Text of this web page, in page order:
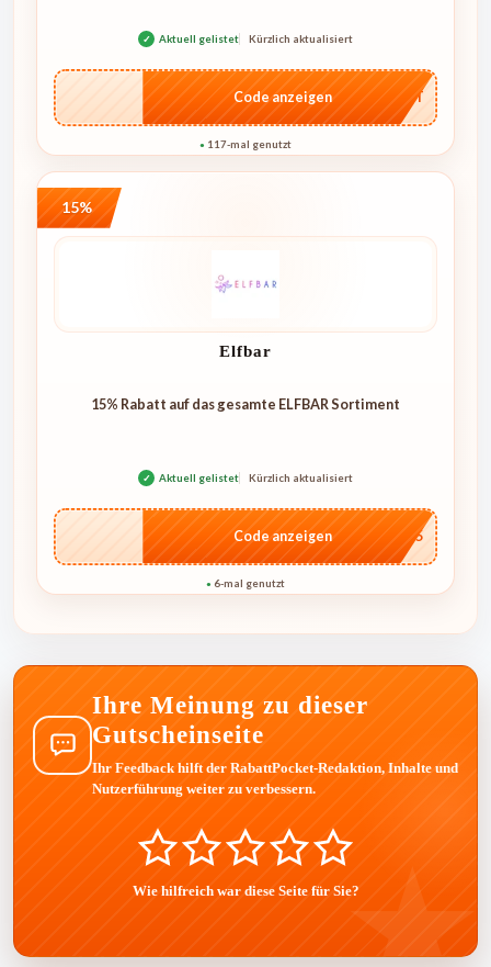
✓ Aktuell gelistet Kürzlich aktualisiert
…CRET
Code anzeigen
● 117-mal genutzt
15%
Elfbar
15% Rabatt auf das gesamte ELFBAR Sortiment
✓ Aktuell gelistet Kürzlich aktualisiert
…ER15
Code anzeigen
● 6-mal genutzt
Ihre Meinung zu dieser
Gutscheinseite
Ihr Feedback hilft der RabattPocket-Redaktion, Inhalte und
Nutzerführung weiter zu verbessern.
Wie hilfreich war diese Seite für Sie?